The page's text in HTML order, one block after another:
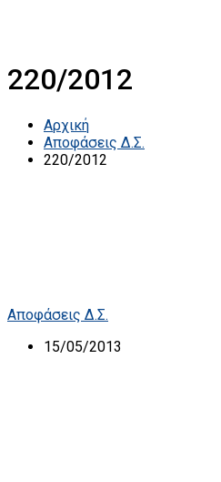
220/2012
Αρχική
Αποφάσεις Δ.Σ.
220/2012
Αποφάσεις Δ.Σ.
15/05/2013